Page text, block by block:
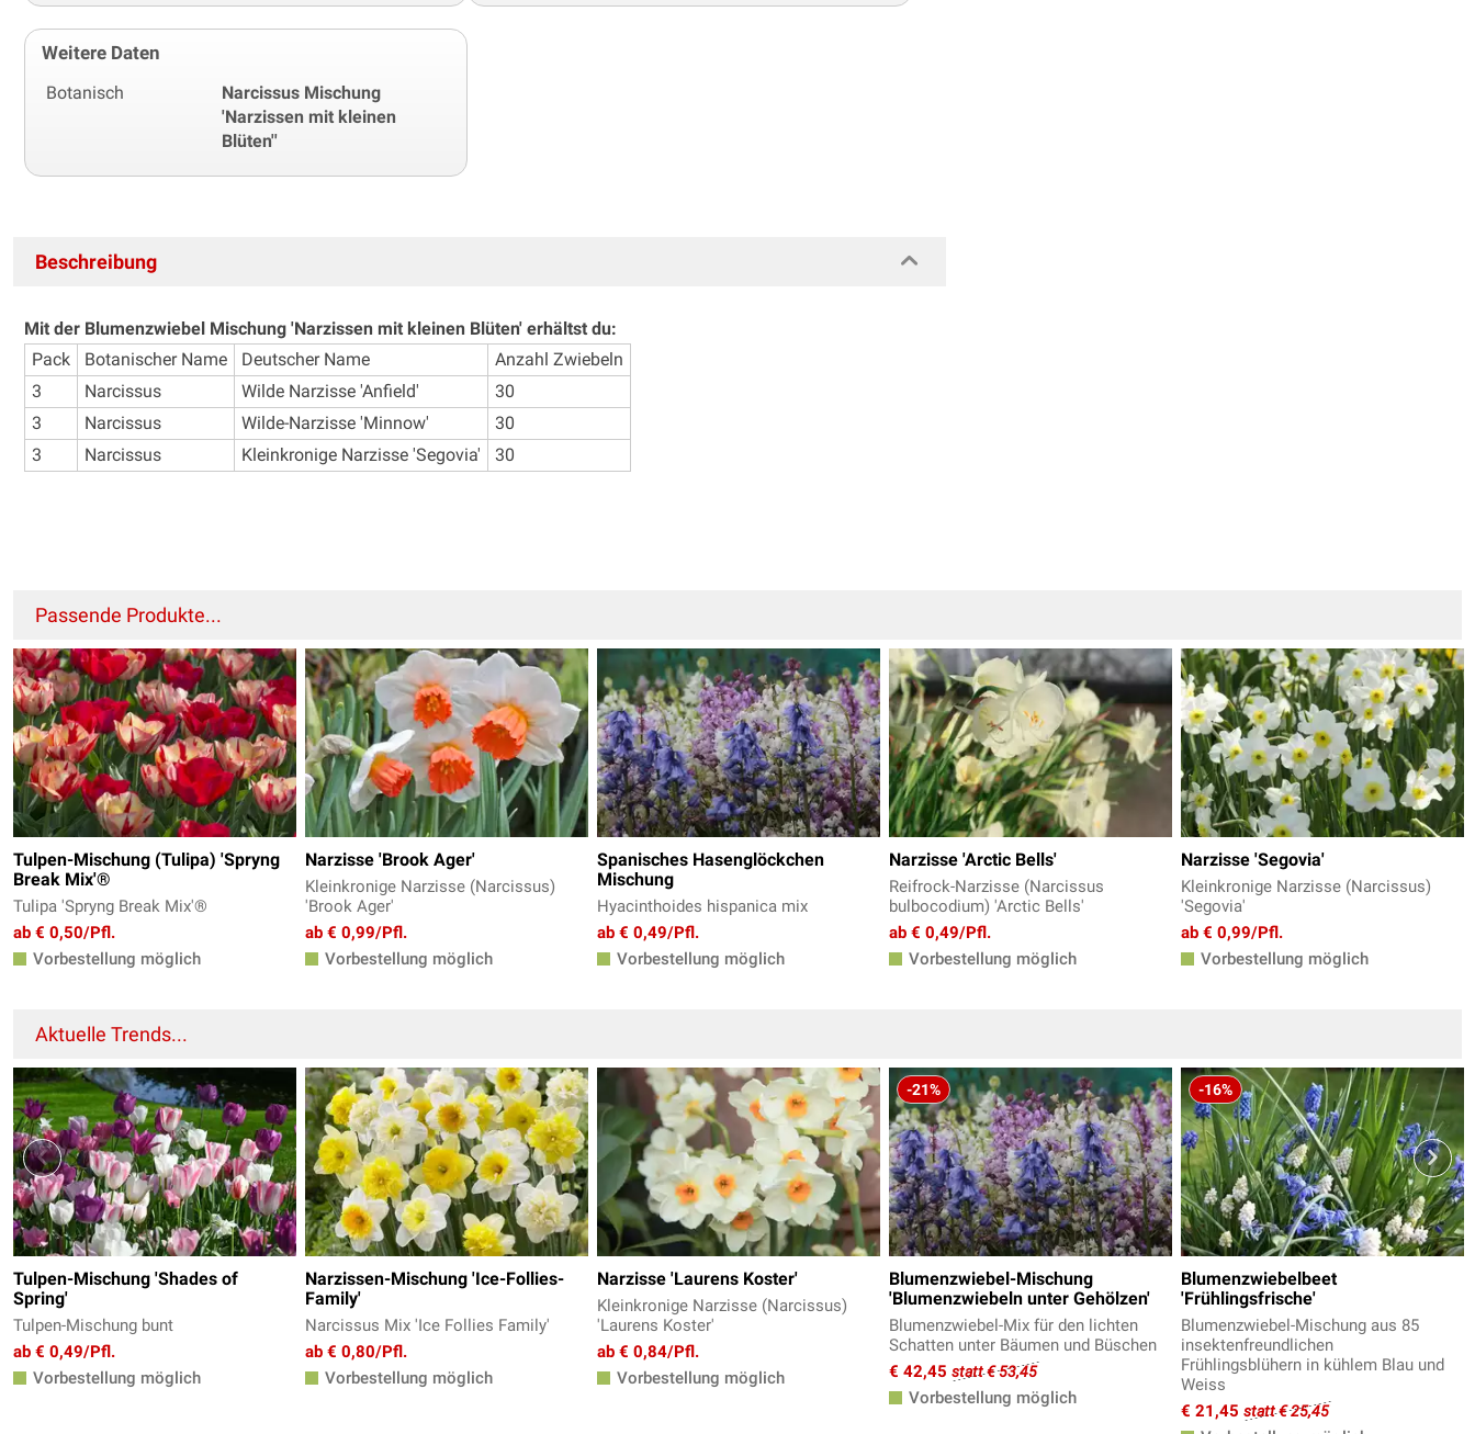
Weitere Daten
Botanisch
Narcissus Mischung
'Narzissen mit kleinen
Blüten''
Beschreibung
Mit der Blumenzwiebel Mischung 'Narzissen mit kleinen Blüten' erhältst du:
Pack
Botanischer Name Deutscher Name
Anzahl Zwiebeln
3
Narcissus Wilde Narzisse 'Anfield'
30
3
Narcissus Wilde-Narzisse 'Minnow'
30
3
Narcissus Kleinkronige Narzisse 'Segovia' 30
Passende Produkte...
Tulpen-Mischung (Tulipa) 'Spryng
Break Mix'®
Tulipa 'Spryng Break Mix'®
ab € 0,50/Pfl.
Vorbestellung möglich
Narzisse 'Brook Ager'
Kleinkronige Narzisse (Narcissus)
'Brook Ager'
ab € 0,99/Pfl.
Vorbestellung möglich
Spanisches Hasenglöckchen
Mischung
Hyacinthoides hispanica mix
ab € 0,49/Pfl.
Vorbestellung möglich
Narzisse 'Arctic Bells'
Reifrock-Narzisse (Narcissus
bulbocodium) 'Arctic Bells'
ab € 0,49/Pfl.
Vorbestellung möglich
Narzisse 'Segovia'
Kleinkronige Narzisse (Narcissus)
'Segovia'
ab € 0,99/Pfl.
Vorbestellung möglich
Aktuelle Trends...
Tulpen-Mischung 'Shades of
Spring'
Tulpen-Mischung bunt
ab € 0,49/Pfl.
Vorbestellung möglich
Narzissen-Mischung 'Ice-Follies-
Family'
Narcissus Mix 'Ice Follies Family'
ab € 0,80/Pfl.
Vorbestellung möglich
Narzisse 'Laurens Koster'
Kleinkronige Narzisse (Narcissus)
'Laurens Koster'
ab € 0,84/Pfl.
Vorbestellung möglich
-21%
Blumenzwiebel-Mischung
'Blumenzwiebeln unter Gehölzen'
Blumenzwiebel-Mix für den lichten
Schatten unter Bäumen und Büschen
€ 42,45 statt € 53,45
Vorbestellung möglich
-16%
Blumenzwiebelbeet
'Frühlingsfrische'
Blumenzwiebel-Mischung aus 85
insektenfreundlichen
Frühlingsblühern in kühlem Blau und
Weiss
€ 21,45 statt € 25,45